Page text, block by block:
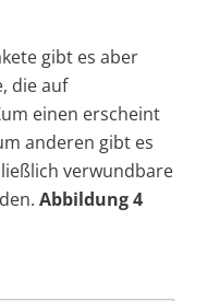
gibt es aber
die auf
einen erscheint
anderen gibt es
verwundbare
Abbildung 4